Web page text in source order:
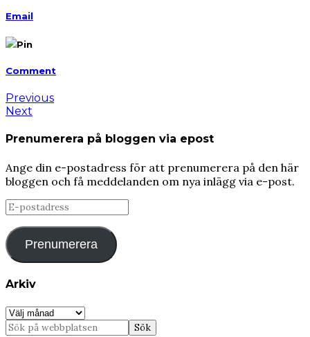
Email
Pin
Comment
Previous
Next
Prenumerera på bloggen via epost
Ange din e-postadress för att prenumerera på den här
bloggen och få meddelanden om nya inlägg via e-post.
E-
postadress
Prenumerera
Arkiv
Arkiv